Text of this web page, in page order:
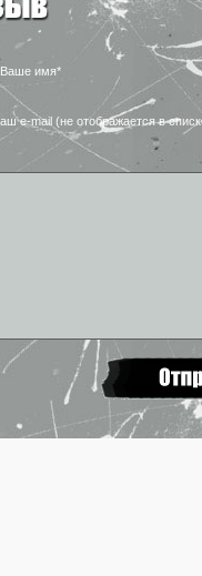
имя*
e-mail (не отображается в